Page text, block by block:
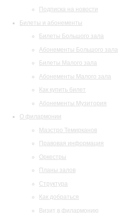
Подписка на новости
Билеты и абонементы
Билеты Большого зала
Абонементы Большого зала
Билеты Малого зала
Абонементы Малого зала
Как купить билет
Абонементы Музитория
О филармонии
Маэстро Темирканов
Правовая информация
Оркестры
Планы залов
Структура
Как добраться
Визит в филармонию